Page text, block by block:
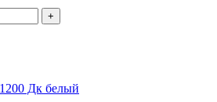
+
Дк белый